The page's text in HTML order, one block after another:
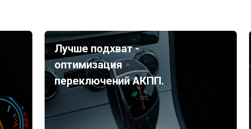
Лучше подхват -
оптимизация
переключений АКПП.